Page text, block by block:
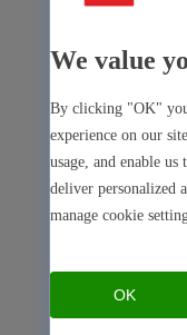
Free Security
Sécurité de
Open Safe
We value
By clicking "OK"
experience on our
usage, and enable
deliver personalized
manage cookie
OK